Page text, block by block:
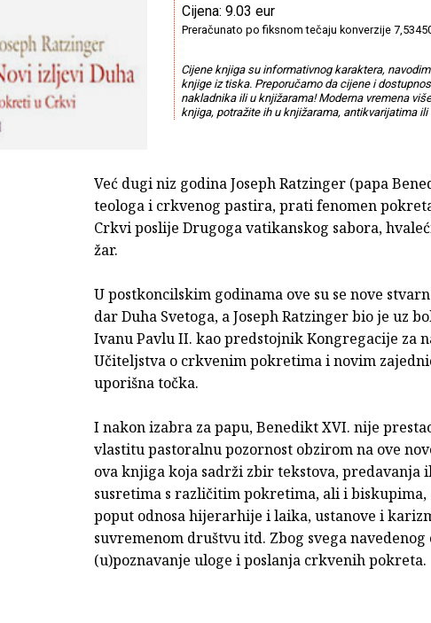
Cijena: 9.03 eur
Preračunato po fiksnom tečaju konverzije
Cijene knjiga su informativnog karaktera,
knjige iz tiska. Preporučamo da cijene i
nakladnika ili u knjižarama! Moderna vremena
knjiga, potražite ih u knjižarama, antikvarijatima ili
Već dugi niz godina Joseph Ratzinger (papa
teologa i crkvenog pastira, prati fenomen
Crkvi poslije Drugoga vatikanskog sabora,
žar.
U postkoncilskim godinama ove su se nove
dar Duha Svetoga, a Joseph Ratzinger bio je uz
Ivanu Pavlu II. kao predstojnik Kongregacije za
Učiteljstva o crkvenim pokretima i novim
uporišna točka.
I nakon izabra za papu, Benedikt XVI. nije
vlastitu pastoralnu pozornost obzirom na ove
ova knjiga koja sadrži zbir tekstova, predavanja
susretima s različitim pokretima, ali i biskupima,
poput odnosa hijerarhije i laika, ustanove i
suvremenom društvu itd. Zbog svega
(u)poznavanje uloge i poslanja crkvenih pokreta.